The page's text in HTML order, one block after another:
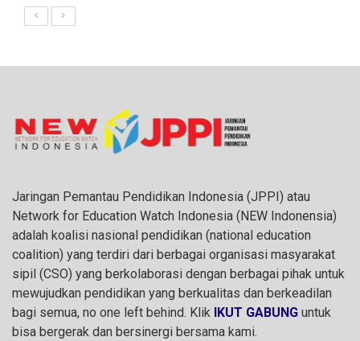
Jaringan Pemantau Pendidikan Indonesia (JPPI) atau
Network for Education Watch Indonesia (NEW Indonensia)
adalah koalisi nasional pendidikan (national education
coalition) yang terdiri dari berbagai organisasi masyarakat
sipil (CSO) yang berkolaborasi dengan berbagai pihak untuk
mewujudkan pendidikan yang berkualitas dan berkeadilan
bagi semua, no one left behind. Klik IKUT GABUNG untuk
bisa bergerak dan bersinergi bersama kami.